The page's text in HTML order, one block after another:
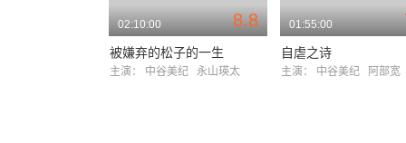
8.8
02:10:00
被嫌弃的松子的一生
主演： 中谷美纪 永山瑛太
01:55:00
自虐之诗
主演： 中谷美纪 阿部宽